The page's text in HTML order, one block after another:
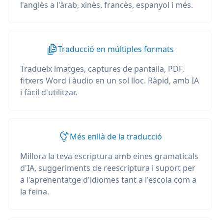
l'anglès a l'àrab, xinès, francès, espanyol i més.
Traducció en múltiples formats
Tradueix imatges, captures de pantalla, PDF,
fitxers Word i àudio en un sol lloc. Ràpid, amb IA
i fàcil d'utilitzar.
Més enllà de la traducció
Millora la teva escriptura amb eines gramaticals
d'IA, suggeriments de reescriptura i suport per
a l'aprenentatge d'idiomes tant a l'escola com a
la feina.